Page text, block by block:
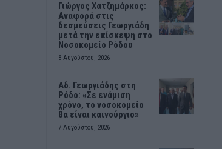
Γιώργος Χατζημάρκος:
Αναφορά στις
δεσμεύσεις Γεωργιάδη
μετά την επίσκεψη στο
Νοσοκομείο Ρόδου
8 Αυγούστου, 2026
Αδ. Γεωργιάδης στη
Ρόδο: «Σε ενάμιση
χρόνο, το νοσοκομείο
θα είναι καινούργιο»
7 Αυγούστου, 2026